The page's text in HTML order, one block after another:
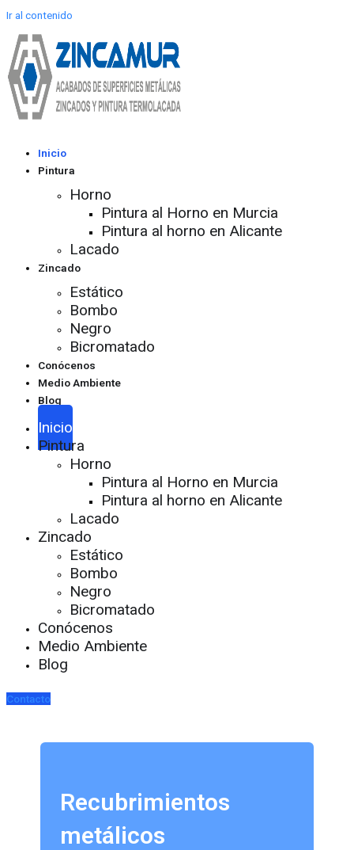
Ir al contenido
Inicio
Pintura
Horno
Pintura al Horno en Murcia
Pintura al horno en Alicante
Lacado
Zincado
Estático
Bombo
Negro
Bicromatado
Conócenos
Medio Ambiente
Blog
Inicio
Pintura
Horno
Pintura al Horno en Murcia
Pintura al horno en Alicante
Lacado
Zincado
Estático
Bombo
Negro
Bicromatado
Conócenos
Medio Ambiente
Blog
Contacto
Recubrimientos
metálicos